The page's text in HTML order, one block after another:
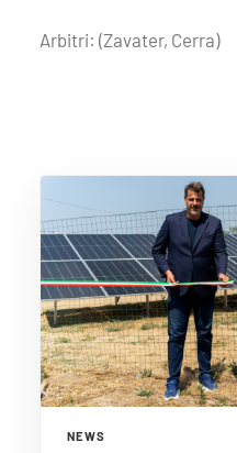
Arbitri: (Zavater, Cerra)
NEWS